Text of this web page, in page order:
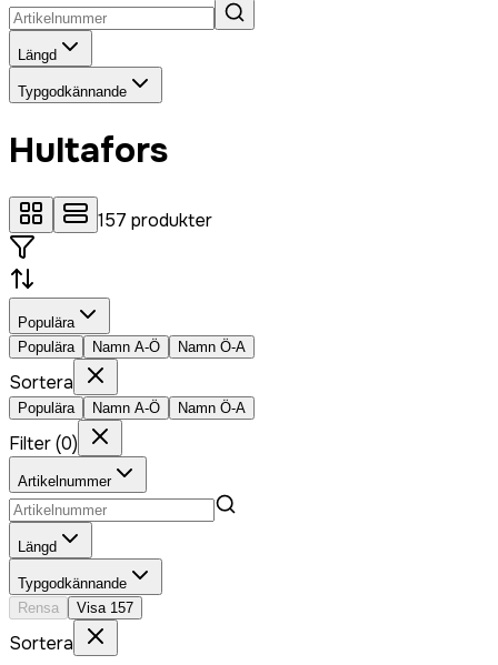
Längd
Typgodkännande
Hultafors
157 produkter
Populära
Populära
Namn A-Ö Namn Ö-A
Sortera
Populära Namn A-Ö Namn Ö-A
Filter(0)
Artikelnummer
Längd
Typgodkännande
Rensa
Visa 157
Sortera